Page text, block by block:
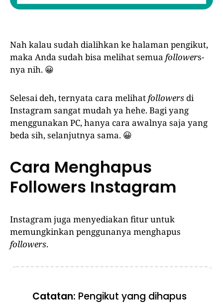
Nah kalau sudah dialihkan ke halaman pengikut,
maka Anda sudah bisa melihat semua followers-
nya nih. 😀
Selesai deh, ternyata cara melihatfollowers di
Instagram sangat mudah ya hehe. Bagi yang
menggunakan PC, hanya cara awalnya saja yang
beda sih, selanjutnya sama. 😀
Cara Menghapus
Followers Instagram
Instagram juga menyediakan fitur untuk
memungkinkan penggunanya menghapus
followers.
Catatan: Pengikut yang dihapus